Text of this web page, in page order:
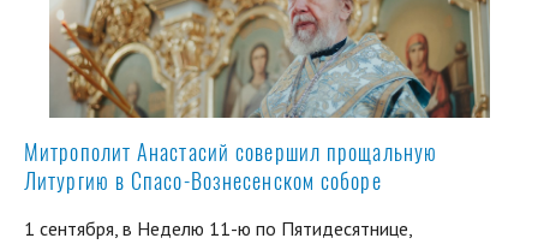
Митрополит Анастасий совершил прощальную
Литургию в Спасо-Вознесенском соборе
1 сентября, в Неделю 11-ю по Пятидесятнице,